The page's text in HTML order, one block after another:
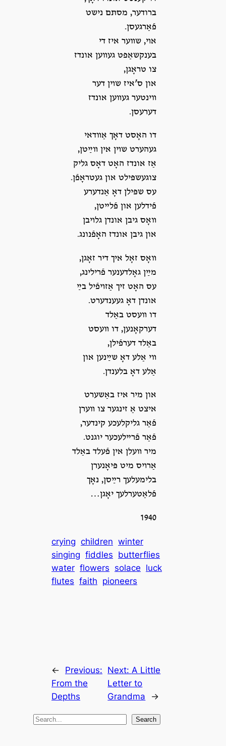
ברודער, מסתּם נישט
פֿאַרגעסן.
אױ, שװער איז די
בענקשאַפט געװען אונדז
צו טראָגן,
און ס’איז שױן דער
װינטער געװען אונדז
דערעסן.
דו האָסט דאָך אַװדאי
געהערט שױן אין װײַטן,
אַז אונדז האָט דאָס גליק
צוגעשפּילט און געטראָפֿן.
עס שפּילן דאָ אַנדערע
פֿידלען און פֿלײטן,
װאָס גיבן אונדן גלױבן
און גיבן אונדז האָפֿנונג.
װאָס זאָל איך דיר זאָגן,
מײַן גאָלדענער פֿרילינג,
עס האָט זיך אַזױפֿיל בײַ
אונדן דאָ געענדערט.
דו װעסט באַלד
דערקאָנען, דו װעסט
באַלד דערפֿילן,
װי אַלע דאָ שײַנען און
אַלע דאָ בלענדן.
און מיר איז באַשערט
איצט אַ זינגער צו װערן
פֿאַר גליקלעכע קינדער,
פֿאַר פֿרײלעכער יוגנט.
מיר װעלן אין פֿעלד באַלד
אַרױס מיט פּיאָנערן
בלימעלעך רײַסן, נאָך
פֿלאַטערלעך יאָגן…
1940
crying children winter
singing fiddles butterflies
water flowers solace luck
flutes faith pioneers
←
Previous:
From the
Depths
Next: A Little
Letter to
Grandma
→
S
Search